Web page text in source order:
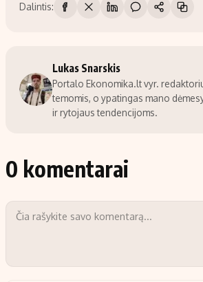
Dalintis:
Lukas Snarskis
Portalo Ekonomika.lt vyr.
temomis, o ypatingas mano
ir rytojaus tendencijoms.
0 komentarai